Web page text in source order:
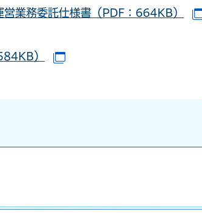
業務委託仕様書（PDF：664KB）
ウインドウで開きます）
ます）
） （別ウインドウで開きます）